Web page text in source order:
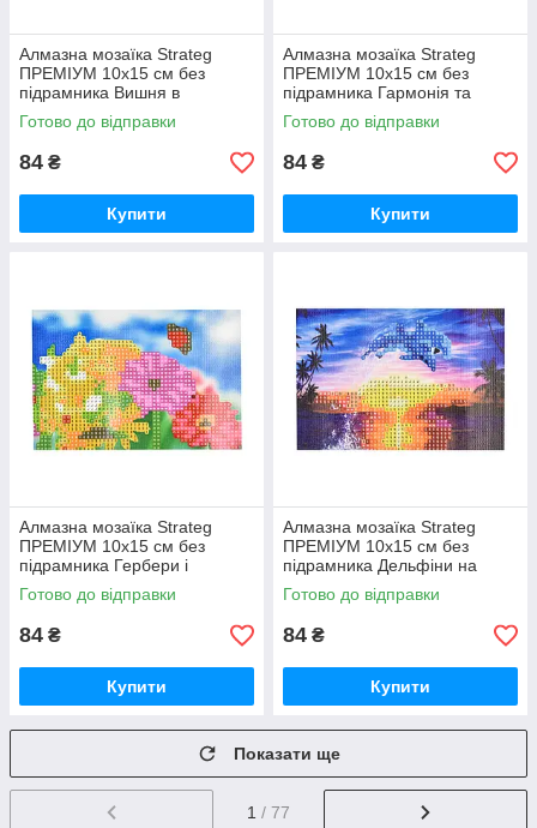
Алмазна мозаїка Strateg
ПРЕМІУМ 10х15 см без
підрамника Вишня в
водяному відображенні
(YAB20791)
Готово до відправки
84 ₴
Купити
Алмазна мозаїка Strateg
ПРЕМІУМ 10х15 см без
підрамника Гармонія та
спокій (YAB28548)
Готово до відправки
84 ₴
Купити
Алмазна мозаїка Strateg
ПРЕМІУМ 10х15 см без
підрамника Гербери і
метелики (YAB14425)
Готово до відправки
84 ₴
Купити
Алмазна мозаїка Strateg
ПРЕМІУМ 10х15 см без
підрамника Дельфіни на
заході сонця (YAB29566)
Готово до відправки
84 ₴
Купити
Показати ще
1 / 77